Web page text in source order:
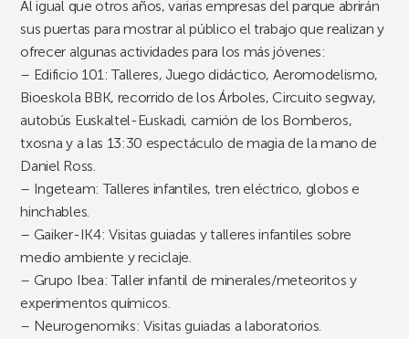
Al igual que otros años, varias empresas del parque abrirán
sus puertas para mostrar al público el trabajo que realizan y
ofrecer algunas actividades para los más jóvenes:
– Edificio 101: Talleres, Juego didáctico, Aeromodelismo,
Bioeskola BBK, recorrido de los Árboles, Circuito segway,
autobús Euskaltel-Euskadi, camión de los Bomberos,
txosna y a las 13:30 espectáculo de magia de la mano de
Daniel Ross.
– Ingeteam: Talleres infantiles, tren eléctrico, globos e
hinchables.
– Gaiker-IK4: Visitas guiadas y talleres infantiles sobre
medio ambiente y reciclaje.
– Grupo Ibea: Taller infantil de minerales/meteoritos y
experimentos químicos.
– Neurogenomiks: Visitas guiadas a laboratorios.